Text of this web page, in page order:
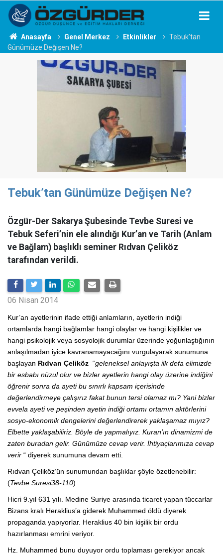
Anasayfa Genel Merkez Etkinlikler
Tebuk’tan
Günümüze Değişen Ne?
Tebuk’tan Günümüze Değişen Ne?
Özgür-Der Sakarya Şubesinde Tevbe Suresi ve
Tebuk Seferi’nin ele alındığı Kur’an ve Tarih (Anlam
ve Bağlam) başlıklı seminer Rıdvan Çeliköz
tarafından verildi.
06 Nisan 2014
Kur’an ayetlerinin ifade ettiği anlamların, ayetlerin indiği
ortamlarda hangi bağlamlar hangi olaylar ve hangi kişilikler ve
hangi psikolojik veya sosyolojik durumlar üzerinde yoğunlaştığının
anlaşılmadan iyice kavranamayacağını vurgulayarak sunumuna
başlayan Rıdvan Çeliköz “geleneksel anlayışta ilk defa elimizde
bir esbabı nüzul olur ve bizler ayetlerin hangi olay üzerine indiğini
öğrenir sonra da ayeti bu sınırlı kapsam içerisinde
değerlendirmeye çalışırız fakat bunun tersi olamaz mı? Yani bizler
evvela ayeti ve peşinden ayetin indiği ortamı ortamın aktörlerini
sosyo-ekonomik dengelerini değerlendirerek yaklaşamaz mıyız?
Elbette yaklaşabiliriz. Böyle de yapmalıyız. Kuran’ın dinamizmi de
zaten buradan gelir. Günümüze cevap verir. İhtiyaçlarımıza cevap
verir “ diyerek sunumuna devam etti.
Rıdvan Çeliköz’ün sunumundan başlıklar şöyle özetlenebilir:
(Tevbe Suresi38-110)
Hicri 9.yıl 631 yılı. Medine Suriye arasında ticaret yapan tüccarlar
Bizans kralı Heraklius’a giderek Muhammed öldü diyerek
propaganda yapıyorlar. Heraklius 40 bin kişilik bir ordu
hazırlanması emrini veriyor.
Hz. Muhammed bunu duyuyor ordu toplaması gerekiyor ancak